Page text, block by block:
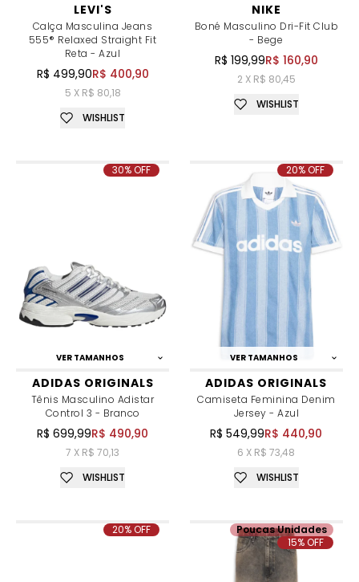
LEVI'S
Calça Masculina Jeans
555® Relaxed Straight Fit
Reta - Azul
R$ 499,90R$ 400,90
5 X R$ 80,18
WISHLIST
NIKE
Boné Masculino Dri-Fit Club
- Bege
R$ 199,99R$ 160,90
2 X R$ 80,45
WISHLIST
VER TAMANHOS
ADIDAS ORIGINALS
Tênis Masculino Adistar
Control 3 - Branco
R$ 699,99R$ 490,90
7 X R$ 70,13
30% OFF
WISHLIST
VER TAMANHOS
ADIDAS ORIGINALS
Camiseta Feminina Denim
Jersey - Azul
R$ 549,99R$ 440,90
6 X R$ 73,48
20% OFF
WISHLIST
20% OFF
Poucas Unidades
15% OFF